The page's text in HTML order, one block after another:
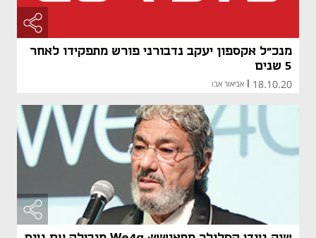
מנכ"ל אקספון יעקב נדבורני פורש מתפקידו לאחר
5 שנים
18.10.20 אביאור אבו